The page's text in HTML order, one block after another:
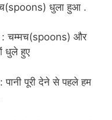
धुला हुआ .
: चम्मच(spoons) और
धुले हुए
पूरी देने से पहले हम